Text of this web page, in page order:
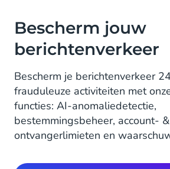
Bescherm jouw
berichtenverkeer
Bescherm je berichtenverkeer
frauduleuze activiteiten met
functies: AI-anomaliedetectie,
bestemmingsbeheer, account- &
ontvangerlimieten en